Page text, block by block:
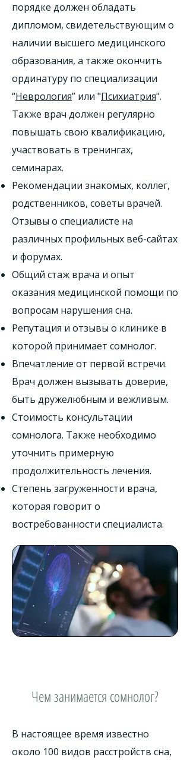
порядке должен обладать
дипломом, свидетельствующим о
наличии высшего медицинского
образования, а также окончить
ординатуру по специализации
“Неврология” или "Психиатрия".
Также врач должен регулярно
повышать свою квалификацию,
участвовать в тренингах,
семинарах.
Рекомендации знакомых, коллег,
родственников, советы врачей.
Отзывы о специалисте на
различных профильных веб-сайтах
и форумах.
Общий стаж врача и опыт
оказания медицинской помощи по
вопросам нарушения сна.
Репутация и отзывы о клинике в
которой принимает сомнолог.
Впечатление от первой встречи.
Врач должен вызывать доверие,
быть дружелюбным и вежливым.
Стоимость консультации
сомнолога. Также необходимо
уточнить примерную
продолжительность лечения.
Степень загруженности врача,
которая говорит о
востребованности специалиста.
Чем занимается сомнолог?
В настоящее время известно
около 100 видов расстройств сна,